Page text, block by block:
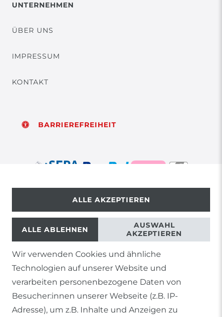
UNTERNEHMEN
ÜBER UNS
IMPRESSUM
KONTAKT
BARRIEREFREIHEIT
© Copyright 2026 | Alle Rechte vorbehalten.
1) Gilt nicht für Sendungen mit Futterinsekten,
Lebendpflanzen, Frostfutter oder lebende Tiere, sowie
Lieferungen per Spedition
2) gilt für sofort lieferbare Artikel und Produkte die keine
gesonderte Versandregelung besitzen.
Wir verwenden Cookies und ähnliche
Technologien auf unserer Website und
verarbeiten personenbezogene Daten von
Besucher:innen unserer Webseite (z.B. IP-
Adresse), um z.B. Inhalte und Anzeigen zu
ALLE AKZEPTIEREN
ALLE ABLEHNEN
AUSWAHL
AKZEPTIEREN